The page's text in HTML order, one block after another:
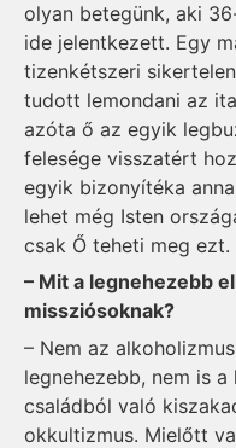
olyan betegünk, aki
ide jelentkezett. Egy
tizenkétszeri
tudott lemondani az
azóta ő az egyik
felesége visszatért
egyik bizonyítéka
lehet még Isten
csak Ő teheti meg ezt.
– Mit a legnehezebb
missziósoknak?
– Nem az
legnehezebb, nem is
családból való
okkultizmus. Mielőtt